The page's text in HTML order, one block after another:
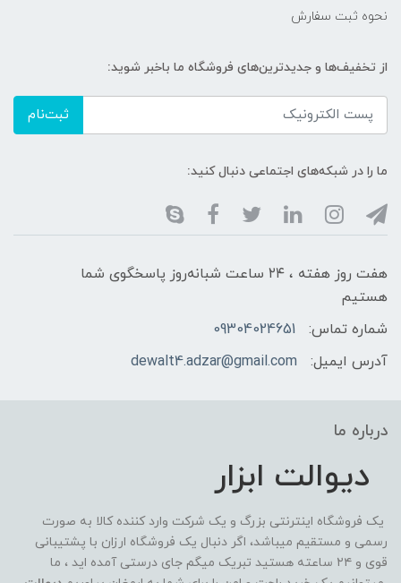
نحوه ثبت سفارش
از تخفیف‌ها و جدیدترین‌های فروشگاه ما باخبر شوید:
ثبت‌نام
ما را در شبکه‌های اجتماعی دنبال کنید:
هفت روز هفته ، ۲۴ ساعت شبانه‌روز پاسخگوی شما
هستیم
شماره تماس:
09304024651
آدرس ایمیل:
dewalt4.adzar@gmail.com
درباره ما
دیوالت ابزار
یک فروشگاه اینترنتی بزرگ و یک شرکت وارد کننده کالا به صورت
رسمی و مستقیم میباشد، اگر دنبال یک فروشگاه ارزان با پشتیبانی
قوی و ۲۴ ساعته هستید تبریک میگم جای درستی آمده اید ، ما